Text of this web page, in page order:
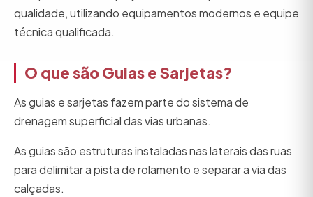
qualidade, utilizando equipamentos modernos e equipe
técnica qualificada.
O que são Guias e Sarjetas?
As guias e sarjetas fazem parte do sistema de
drenagem superficial das vias urbanas.
As guias são estruturas instaladas nas laterais das ruas
para delimitar a pista de rolamento e separar a via das
calçadas.